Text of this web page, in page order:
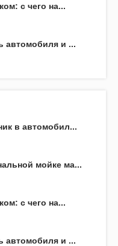
с чего на...
автомобиля и ...
в автомобил...
мойке ма...
с чего на...
автомобиля и ...